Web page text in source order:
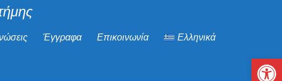
Έγγραφα Επικοινωνία Ελληνικά